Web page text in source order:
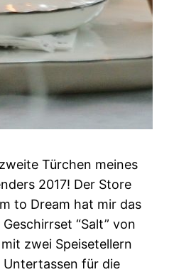
Türchen meines
2017! Der Store
to Dream hat mir das
“Salt” von
zwei Speisetellern
Untertassen für die